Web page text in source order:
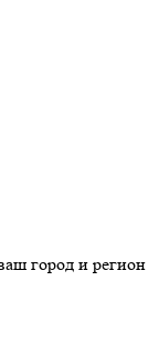
город и регион